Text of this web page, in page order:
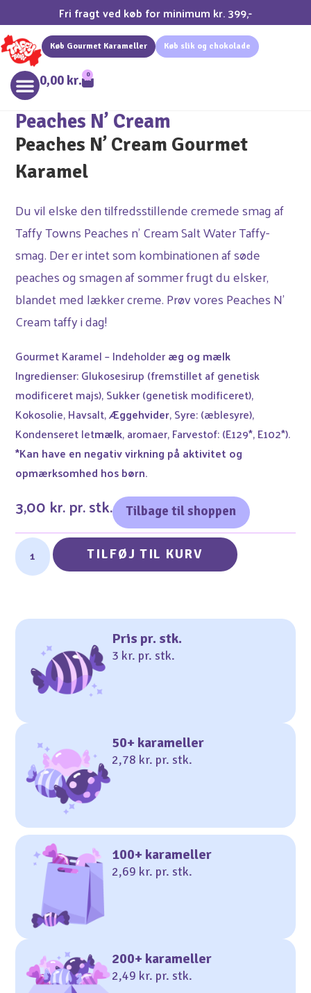
Fri fragt ved køb for minimum kr. 399,-
Køb Gourmet Karameller Køb slik og chokolade
0,00 kr. 0
Peaches N’ Cream
Peaches N’ Cream Gourmet
Karamel
Du vil elske den tilfredsstillende cremede smag af
Taffy Towns Peaches n’ Cream Salt Water Taffy-
smag. Der er intet som kombinationen af søde
peaches og smagen af sommer frugt du elsker,
blandet med lækker creme. Prøv vores Peaches N’
Cream taffy i dag!
Gourmet Karamel – Indeholderæg og mælk
Ingredienser: Glukosesirup (fremstillet af genetisk
modificeret majs), Sukker (genetisk modificeret),
Kokosolie, Havsalt,Æggehvider, Syre: (æblesyre),
Kondenseret letmælk, aromaer, Farvestof: (E129*, E102*).
*Kan have en negativ virkning på aktivitet og
opmærksomhed hos børn.
3,00 kr. pr. stk. Tilbage til shoppen
TILFØJ TIL KURV
Pris pr. stk.
3 kr. pr. stk.
50+ karameller
2,78 kr. pr. stk.
100+ karameller
2,69 kr. pr. stk.
200+ karameller
2,49 kr. pr. stk.